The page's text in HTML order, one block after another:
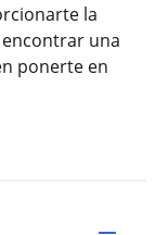
la
una
ponerte en